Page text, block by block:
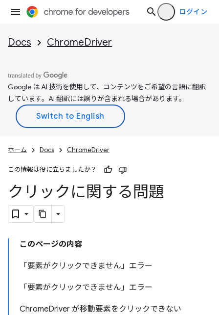
ログイン
Docs ChromeDriver
Google は AI 技術を使用して、コンテンツをご希望の言語に翻訳
しています。AI 翻訳には誤りが含まれる場合があります。
ホーム Docs ChromeDriver
この情報は役に立ちましたか？
クリックに関する問題
このページの内容
「要素がクリックできません」エラー
「要素がクリックできません」エラー
ChromeDriver が移動要素をクリックできない